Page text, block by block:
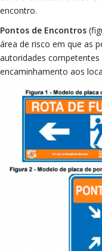
encontro.
Pontos de Encontros
área de risco em que as
autoridades
encaminhamento aos